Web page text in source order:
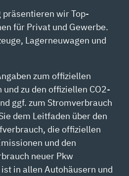
wir Top-
für Privat und Gewerbe.
Lagerneuwagen und
zum offiziellen
zu den offiziellen CO2-
ggf. zum Stromverbrauch
dem Leitfaden über den
die offiziellen
und den
neuer Pkw
in allen Autohäusern und